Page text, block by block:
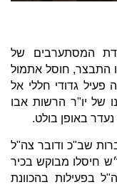
המסתערבים של
התבצר, חוסל אתמול
גדודי חללי אל
של יו"ר הרשות אבו
באופן בולט.
שב"כ ודובר צה"ל
חיסלו מבוקש בכיר
בפעילות בהכוונת